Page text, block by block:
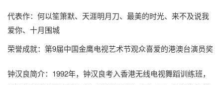
代表作：何以笙箫默、天涯明月刀、最美的时光、来不及说我
爱你、十月围城
荣誉成就：第9届中国金鹰电视艺术节观众喜爱的港澳台演员奖
钟汉良简介：1992年，钟汉良考入香港无线电视舞蹈训练班，